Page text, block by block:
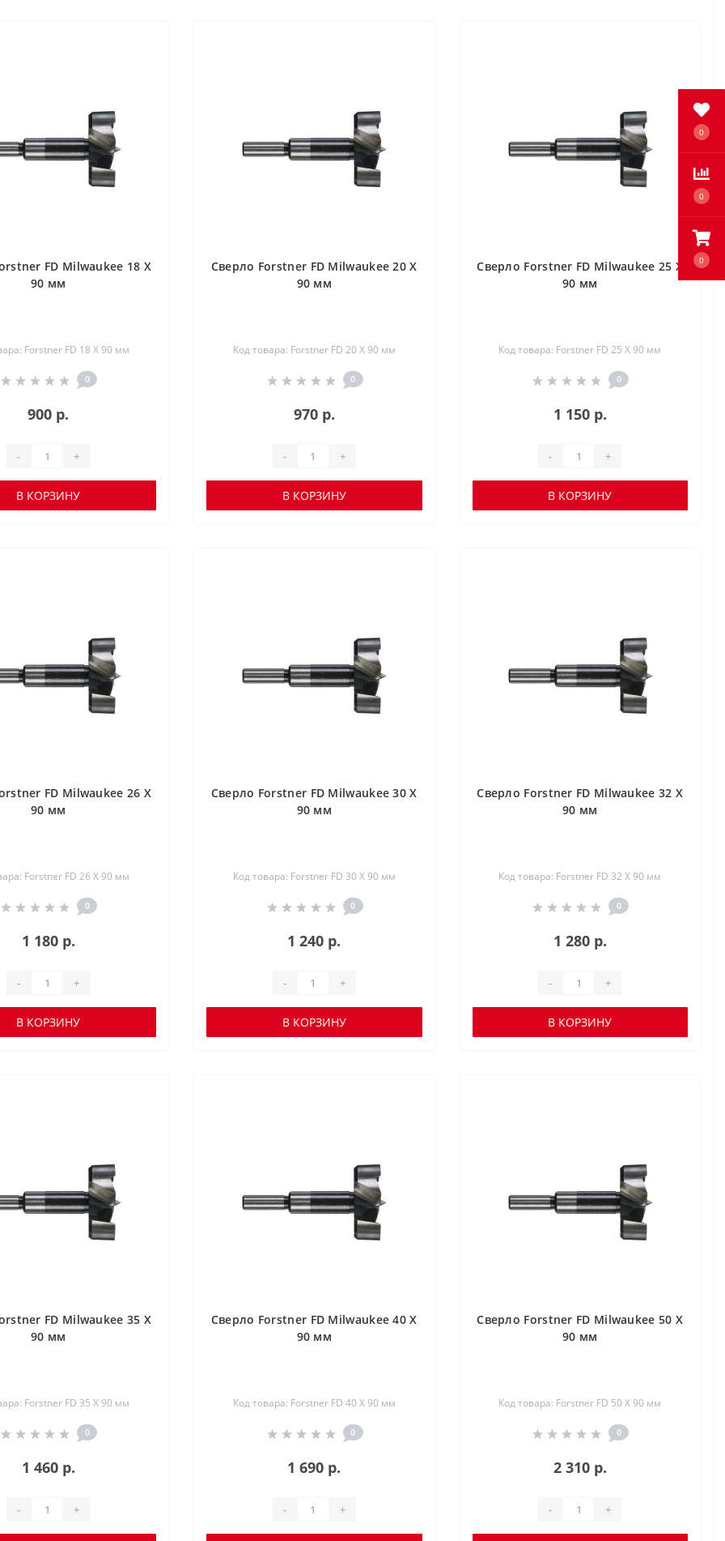
0
0
0
FD Milwaukee 18 X
90 мм
Forstner FD 18 X 90 мм
0
900 р.
- +
В КОРЗИНУ
Сверло Forstner FD Milwaukee 20 X
90 мм
Код товара: Forstner FD 20 X 90 мм
0
970 р.
- +
В КОРЗИНУ
Сверло Forstner FD Milwaukee 25 X
90 мм
Код товара: Forstner FD 25 X 90 мм
0
1 150 р.
- +
В КОРЗИНУ
FD Milwaukee 26 X
90 мм
Forstner FD 26 X 90 мм
0
1 180 р.
- +
В КОРЗИНУ
Сверло Forstner FD Milwaukee 30 X
90 мм
Код товара: Forstner FD 30 X 90 мм
0
1 240 р.
- +
В КОРЗИНУ
Сверло Forstner FD Milwaukee 32 X
90 мм
Код товара: Forstner FD 32 X 90 мм
0
1 280 р.
- +
В КОРЗИНУ
FD Milwaukee 35 X
90 мм
Forstner FD 35 X 90 мм
0
1 460 р.
- +
Сверло Forstner FD Milwaukee 40 X
90 мм
Код товара: Forstner FD 40 X 90 мм
0
1 690 р.
- +
Сверло Forstner FD Milwaukee 50 X
90 мм
Код товара: Forstner FD 50 X 90 мм
0
2 310 р.
- +